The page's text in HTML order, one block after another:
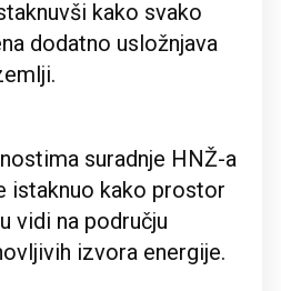
kako svako
dodatno usložnjava
suradnje HNŽ-a
istaknuo kako prostor
vidi na području
izvora energije.